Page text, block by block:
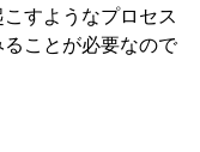
すようなプロセス
ことが必要なので